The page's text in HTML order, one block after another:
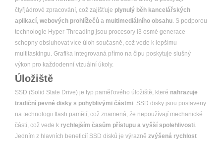
čtyřjádrové zpracování, což zajišťuje plynulý běh kancelářských
aplikací, webových prohlížečů a multimediálního obsahu. S podporou
technologie Hyper-Threading jsou procesory i3 osmé generace
schopny obsluhovat více úloh současně, což vede k lepšímu
multitaskingu. Grafika integrovaná přímo na čipu poskytuje slušný
výkon pro každodenní vizuální úkoly.
Úložiště
SSD (Solid State Drive) je typ paměťového úložiště, které nahrazuje
tradiční pevné disky s pohyblivými částmi. SSD disky jsou postaveny
na technologii flash pamětí, což znamená, že nepoužívají mechanické
části, což vede k rychlejším časům přístupu a vyšší spolehlivosti.
Jedním z hlavních beneficíí SSD disků je výrazně zvýšená rychlost